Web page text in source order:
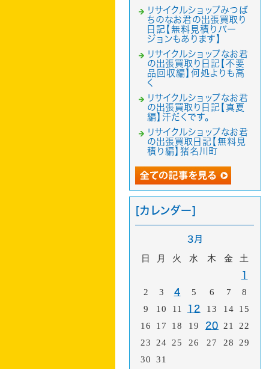
リサイクルショップみつば
ちのなお君の出張買取り
日記【無料見積りバー
ジョンもあります】
リサイクルショップなお君
の出張買取り日記【不要
品回収編】何処よりも高
く
リサイクルショップなお君
の出張買取り日記【真夏
編】汗だくです。
リサイクルショップなお君
の出張買取日記【無料見
積り編】猪名川町
[カレンダー]
3月
日 月 火 水 木 金 土
1
2 3 4 5 6 7
8
9
10 11 12 13 14
15
16
17 18 19 20 21
22
23
24 25 26 27 28
29
30
31